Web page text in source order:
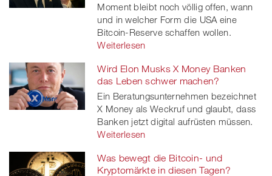
Moment bleibt noch völlig offen, wann
und in welcher Form die USA eine
Bitcoin-Reserve schaffen wollen.
Weiterlesen
Wird Elon Musks X Money Banken
das Leben schwer machen?
Ein Beratungsunternehmen bezeichnet
X Money als Weckruf und glaubt, dass
Banken jetzt digital aufrüsten müssen.
Weiterlesen
Was bewegt die Bitcoin- und
Kryptomärkte in diesen Tagen?